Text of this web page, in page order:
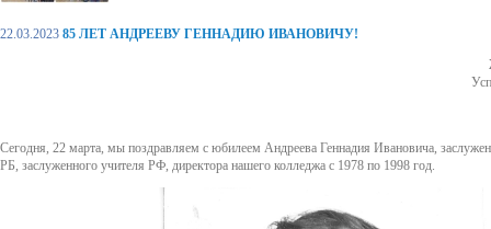
22.03.2023 85 ЛЕТ АНДРЕЕВУ ГЕННАДИЮ ИВАНОВИЧУ!
Сегодня, 22 марта, мы поздравляем с юбилеем Андреева Геннадия Ивановича,
РБ, заслуженного учителя РФ, директора нашего колледжа с 1978 по 1998 год.